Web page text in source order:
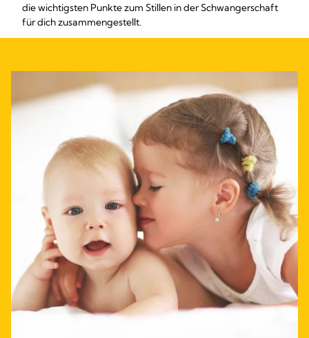
die wichtigsten Punkte zum Stillen in der Schwangerschaft
für dich zusammengestellt.